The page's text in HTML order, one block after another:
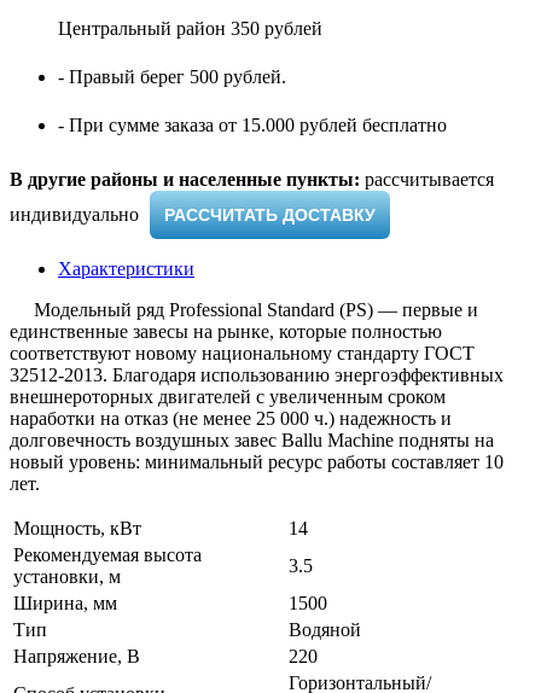
Центральный район 350 рублей
- Правый берег 500 рублей.
- При сумме заказа от 15.000 рублей бесплатно
В другие районы и населенные пункты: рассчитывается
индивидуально ​
РАССЧИТАТЬ ДОСТАВКУ
Характеристики
Модельный ряд Professional Standard (PS) — первые и
единственные завесы на рынке, которые полностью
соответствуют новому национальному стандарту ГОСТ
32512-2013. Благодаря использованию энергоэффективных
внешнероторных двигателей с увеличенным сроком
наработки на отказ (не менее 25 000 ч.) надежность и
долговечность воздушных завес Ballu Machine подняты на
новый уровень: минимальный ресурс работы составляет 10
лет.
Мощность, кВт
14
Рекомендуемая высота
установки, м
3.5
Ширина, мм
1500
Тип
Водяной
Напряжение, В
220
Горизонтальный/